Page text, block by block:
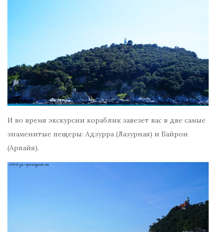
И во время экскурсии кораблик завезет вас в две самые
знаменитые пещеры: Адзурра (Лазурная) и Байрон
(Арпайя).